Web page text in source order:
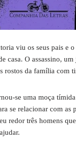
viu os seus pais e o
casa. O assassino,
rostos da família com
se uma moça
se relacionar com as
redor três homens